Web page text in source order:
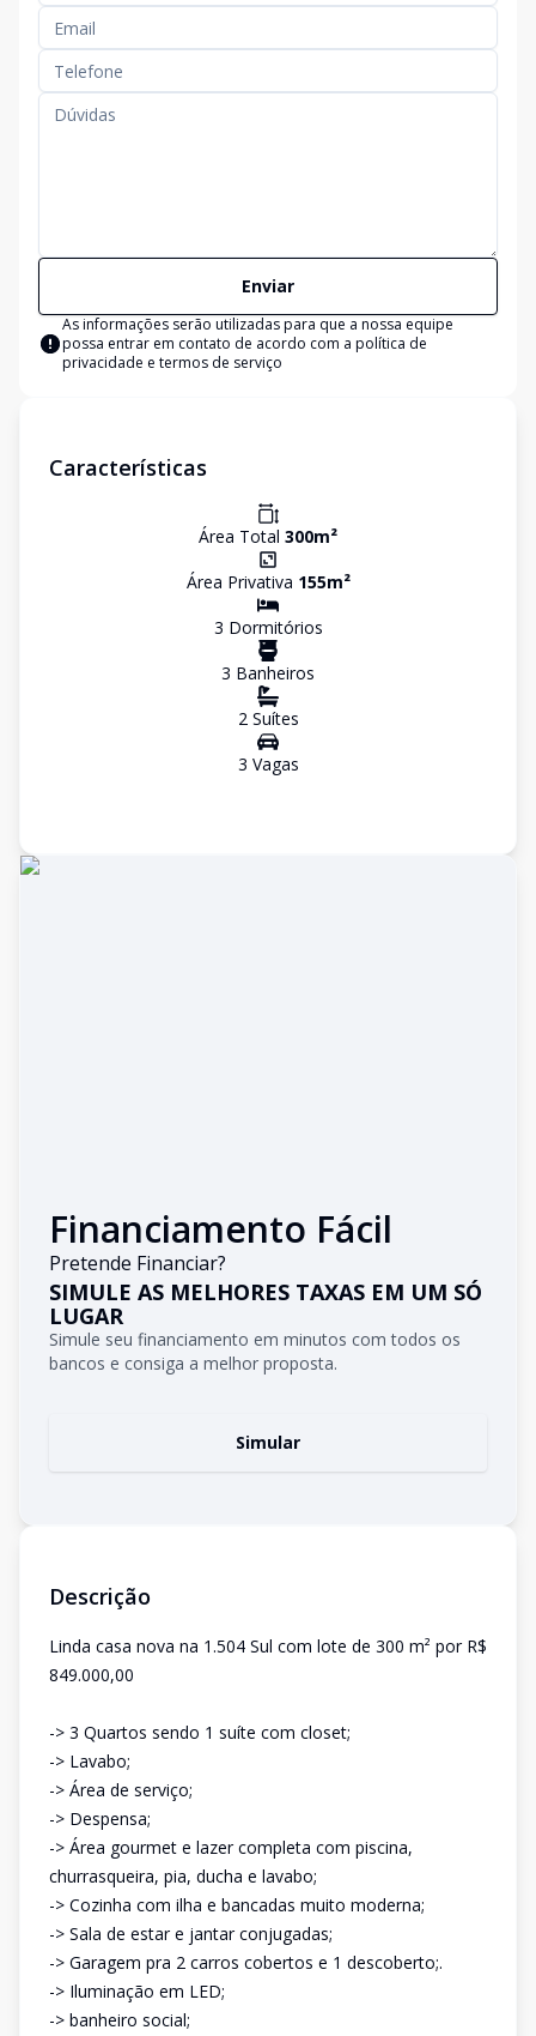
Enviar
As informações serão utilizadas para que a nossa equipe
possa entrar em contato de acordo com a política de
privacidade e termos de serviço
Características
Área Total 300m²
Área Privativa 155m²
3 Dormitórios
3 Banheiros
2Suítes
3 Vagas
Financiamento Fácil
Pretende Financiar?
SIMULE AS MELHORES TAXAS EM UM SÓ
LUGAR
Simule seu financiamento em minutos com todos os
bancos e consiga a melhor proposta.
Simular
Descrição
Linda casa nova na 1.504 Sul com lote de 300 m² por R$
849.000,00
-> 3 Quartos sendo 1 suíte com closet;
-> Lavabo;
-> Área de serviço;
-> Despensa;
-> Área gourmet e lazer completa com piscina,
churrasqueira, pia, ducha e lavabo;
-> Cozinha com ilha e bancadas muito moderna;
-> Sala de estar e jantar conjugadas;
-> Garagem pra 2 carros cobertos e 1 descoberto;.
-> Iluminação em LED;
-> banheiro social;